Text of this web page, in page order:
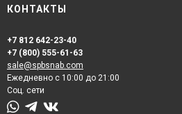
КОНТАКТЫ
+7 812 642-23-40
+7 (800) 555-61-63
sale@spbsnab.com
Ежедневно с 10:00 до 21:00
Соц. сети